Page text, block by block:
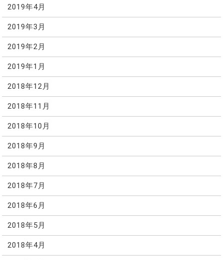
2019年4月
2019年3月
2019年2月
2019年1月
2018年12月
2018年11月
2018年10月
2018年9月
2018年8月
2018年7月
2018年6月
2018年5月
2018年4月